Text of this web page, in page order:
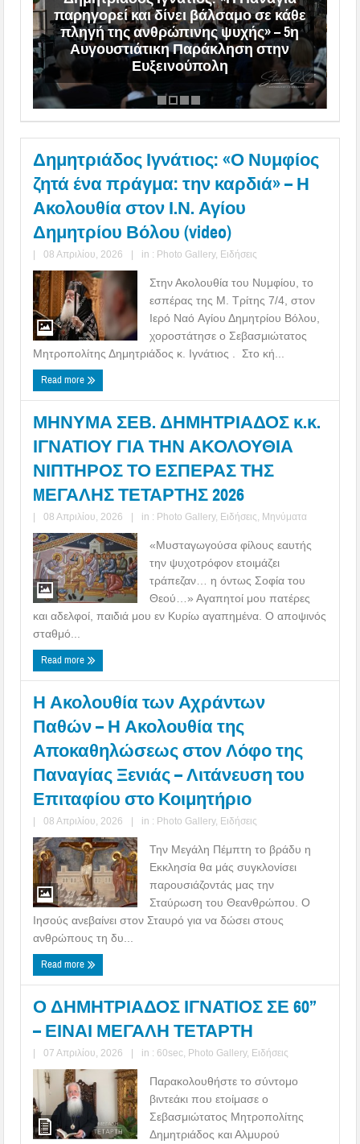
παρηγορεί και δίνει βάλσαμο σε κάθε
πληγή της ανθρώπινης ψυχής» – 5η
Αυγουστιάτικη Παράκληση στην
Ευξεινούπολη
Δημητριάδος Ιγνάτιος: «Ο Νυμφίος
ζητά ένα πράγμα: την καρδιά» – Η
Ακολουθία στον Ι.Ν. Αγίου
Δημητρίου Βόλου (video)
| 08 Απριλίου, 2026 | in : Photo Gallery, Ειδήσεις
Στην Ακολουθία του Νυμφίου, το
εσπέρας της Μ. Τρίτης 7/4, στον
Ιερό Ναό Αγίου Δημητρίου Βόλου,
χοροστάτησε ο Σεβασμιώτατος
Μητροπολίτης Δημητριάδος κ. Ιγνάτιος . Στο κή...
Read more
ΜΗΝΥΜΑ ΣΕΒ. ΔΗΜΗΤΡΙΑΔΟΣ κ.κ.
ΙΓΝΑΤΙΟΥ ΓΙΑ ΤΗΝ ΑΚΟΛΟΥΘΙΑ
ΝΙΠΤΗΡΟΣ ΤΟ ΕΣΠΕΡΑΣ ΤΗΣ
MΕΓΑΛΗΣ ΤΕΤΑΡΤΗΣ 2026
| 08 Απριλίου, 2026 | in : Photo Gallery, Ειδήσεις Μηνύματα
«Μυσταγωγούσα φίλους εαυτής
την ψυχοτρόφον ετοιμάζει
τράπεζαν… η όντως Σοφία του
Θεού…» Αγαπητοί μου πατέρες
και αδελφοί, παιδιά μου εν Κυρίω αγαπημένα. Ο αποψινός
σταθμό...
Read more
Η Ακολουθία των Αχράντων
Παθών – Η Ακολουθία της
Αποκαθηλώσεως στον Λόφο της
Παναγίας Ξενιάς – Λιτάνευση του
Επιταφίου στο Κοιμητήριο
| 08 Απριλίου, 2026 | in : Photo Gallery, Ειδήσεις
Την Μεγάλη Πέμπτη το βράδυ η
Εκκλησία θα μάς συγκλονίσει
παρουσιάζοντάς μας την
Σταύρωση του Θεανθρώπου. Ο
Ιησούς ανεβαίνει στον Σταυρό για να δώσει στους
ανθρώπους τη δυ...
Read more
Ο ΔΗΜΗΤΡΙΑΔΟΣ ΙΓΝΑΤΙΟΣ ΣΕ 60’’
– ΕΙΝΑΙ ΜΕΓΑΛΗ ΤΕΤΑΡΤΗ
| 07 Απριλίου, 2026 | in : 60sec Photo Gallery, Ειδήσεις
Παρακολουθήστε το σύντομο
βιντεάκι που ετοίμασε ο
Σεβασμιώτατος Μητροπολίτης
Δημητριάδος και Αλμυρού